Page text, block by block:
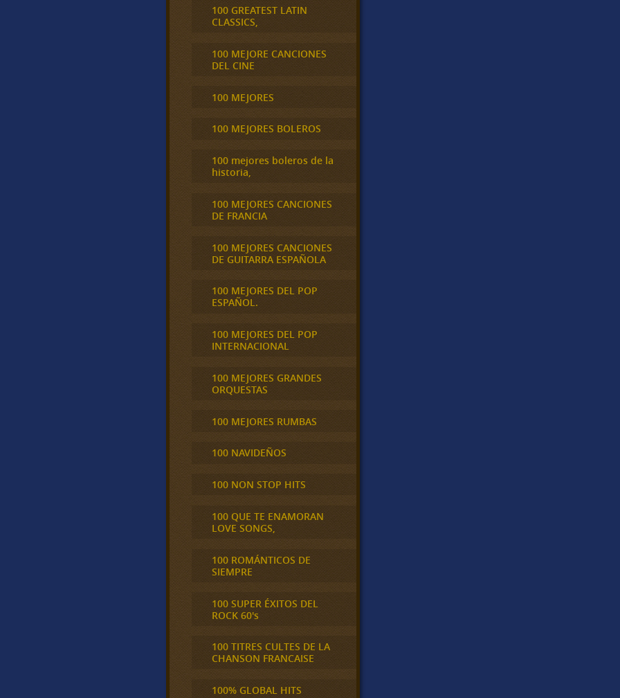
100 GREATEST LATIN
CLASSICS,
100 MEJORE CANCIONES
DEL CINE
100 MEJORES
100 MEJORES BOLEROS
100 mejores boleros de la
historia,
100 MEJORES CANCIONES
DE FRANCIA
100 MEJORES CANCIONES
DE GUITARRA ESPAÑOLA
100 MEJORES DEL POP
ESPAÑOL.
100 MEJORES DEL POP
INTERNACIONAL
100 MEJORES GRANDES
ORQUESTAS
100 MEJORES RUMBAS
100 NAVIDEÑOS
100 NON STOP HITS
100 QUE TE ENAMORAN
LOVE SONGS,
100 ROMÁNTICOS DE
SIEMPRE
100 SUPER ÉXITOS DEL
ROCK 60's
100 TITRES CULTES DE LA
CHANSON FRANCAISE
100% GLOBAL HITS